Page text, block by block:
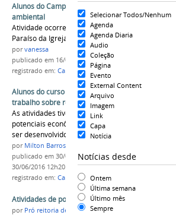
Selecionar Todos/Nenhum
Agenda
Agenda Diaria
Audio
Coleção
Página
Evento
External Content
Arquivo
Imagem
Link
Capa
Notícia
Notícias desde
Ontem
Última semana
Último mês
Sempre
Alunos do Campus Maués realizam ação
ambiental
Atividade ocorreu no dia 13 de junho, no Retiro
Paraíso da Igreja Católica de Maués.
porvanessa
publicado em 16/06/2016
registrado em: Campus Maués ,Ação Ambiental
Alunos do curso de Meio Ambiente realizam
trabalho sobre recursos hídricos
As atividades tiveram o intuito de identificar
potenciais econômicos e sociais que poderão
ser desenvolvidos nas comunidades.
por Milton Barros
publicado em 30/06/2016—última modificação
30/06/2016 12h20
registrado em: Campus Maués,Meio Ambiente
Atividades de políticas afirmativas em Maués
por Pró reitoria de Ensino